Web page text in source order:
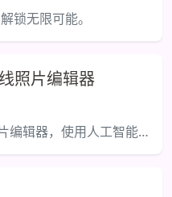
锁无限可能。
照片编辑器
HeyPhoto是一个免费的AI照片编辑器，使用人工智能进行各种照片修改。